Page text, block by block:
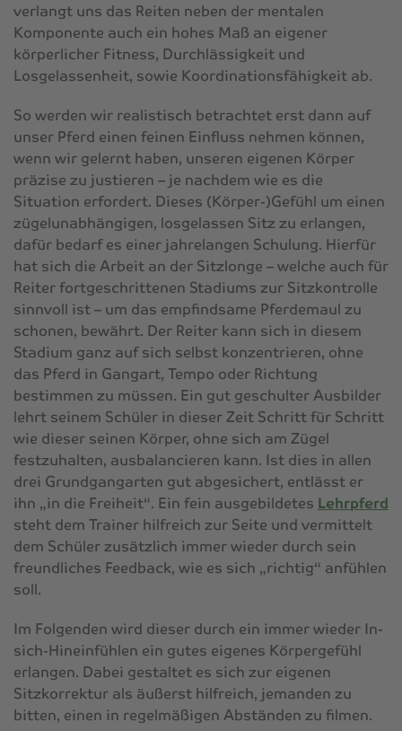
verlangt uns das Reiten neben der mentalen
Komponente auch ein hohes Maß an eigener
körperlicher Fitness, Durchlässigkeit und
Losgelassenheit, sowie Koordinationsfähigkeit ab.
So werden wir realistisch betrachtet erst dann auf
unser Pferd einen feinen Einfluss nehmen können,
wenn wir gelernt haben, unseren eigenen Körper
präzise zu justieren – je nachdem wie es die
Situation erfordert. Dieses (Körper-)Gefühl um einen
zügelunabhängigen, losgelassen Sitz zu erlangen,
dafür bedarf es einer jahrelangen Schulung. Hierfür
hat sich die Arbeit an der Sitzlonge – welche auch für
Reiter fortgeschrittenen Stadiums zur Sitzkontrolle
sinnvoll ist – um das empfindsame Pferdemaul zu
schonen, bewährt. Der Reiter kann sich in diesem
Stadium ganz auf sich selbst konzentrieren, ohne
das Pferd in Gangart, Tempo oder Richtung
bestimmen zu müssen. Ein gut geschulter Ausbilder
lehrt seinem Schüler in dieser Zeit Schritt für Schritt
wie dieser seinen Körper, ohne sich am Zügel
festzuhalten, ausbalancieren kann. Ist dies in allen
drei Grundgangarten gut abgesichert, entlässt er
ihn „in die Freiheit“. Ein fein ausgebildetes Lehrpferd
steht dem Trainer hilfreich zur Seite und vermittelt
dem Schüler zusätzlich immer wieder durch sein
freundliches Feedback, wie es sich „richtig“ anfühlen
soll.
Im Folgenden wird dieser durch ein immer wieder In-
sich-Hineinfühlen ein gutes eigenes Körpergefühl
erlangen. Dabei gestaltet es sich zur eigenen
Sitzkorrektur als äußerst hilfreich, jemanden zu
bitten, einen in regelmäßigen Abständen zu filmen.